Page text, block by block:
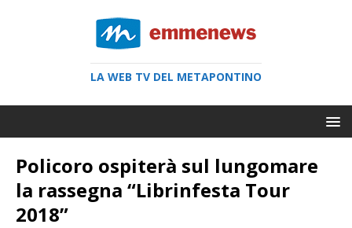
LA WEB TV DEL METAPONTINO
Policoro ospiterà sul lungomare
la rassegna “Librinfesta Tour
2018”